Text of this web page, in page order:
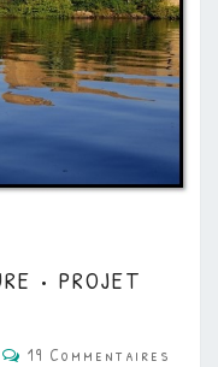
• PROJET
Commentaires
19 Commentaires